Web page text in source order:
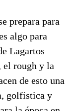
prepara para
algo para
Lagartos
el rough y la
de esto una
golfística y